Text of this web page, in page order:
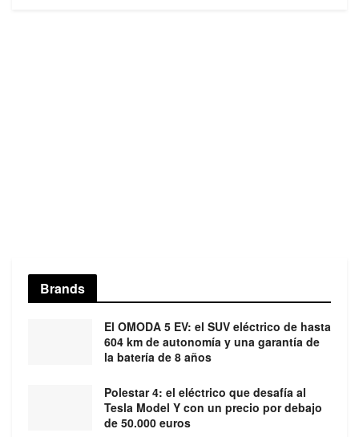
Brands
El OMODA 5 EV: el SUV eléctrico de hasta
604 km de autonomía y una garantía de
la batería de 8 años
Polestar 4: el eléctrico que desafía al
Tesla Model Y con un precio por debajo
de 50.000 euros